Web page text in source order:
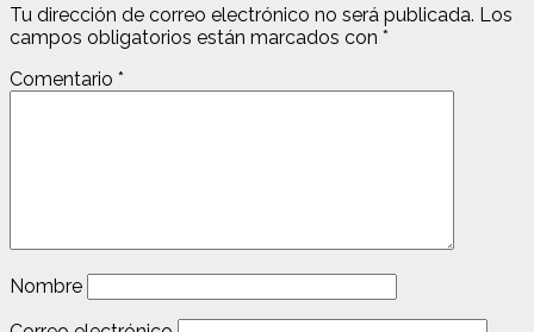
Tu dirección de correo electrónico no será publicada. Los
campos obligatorios están marcados con *
Comentario *
Nombre